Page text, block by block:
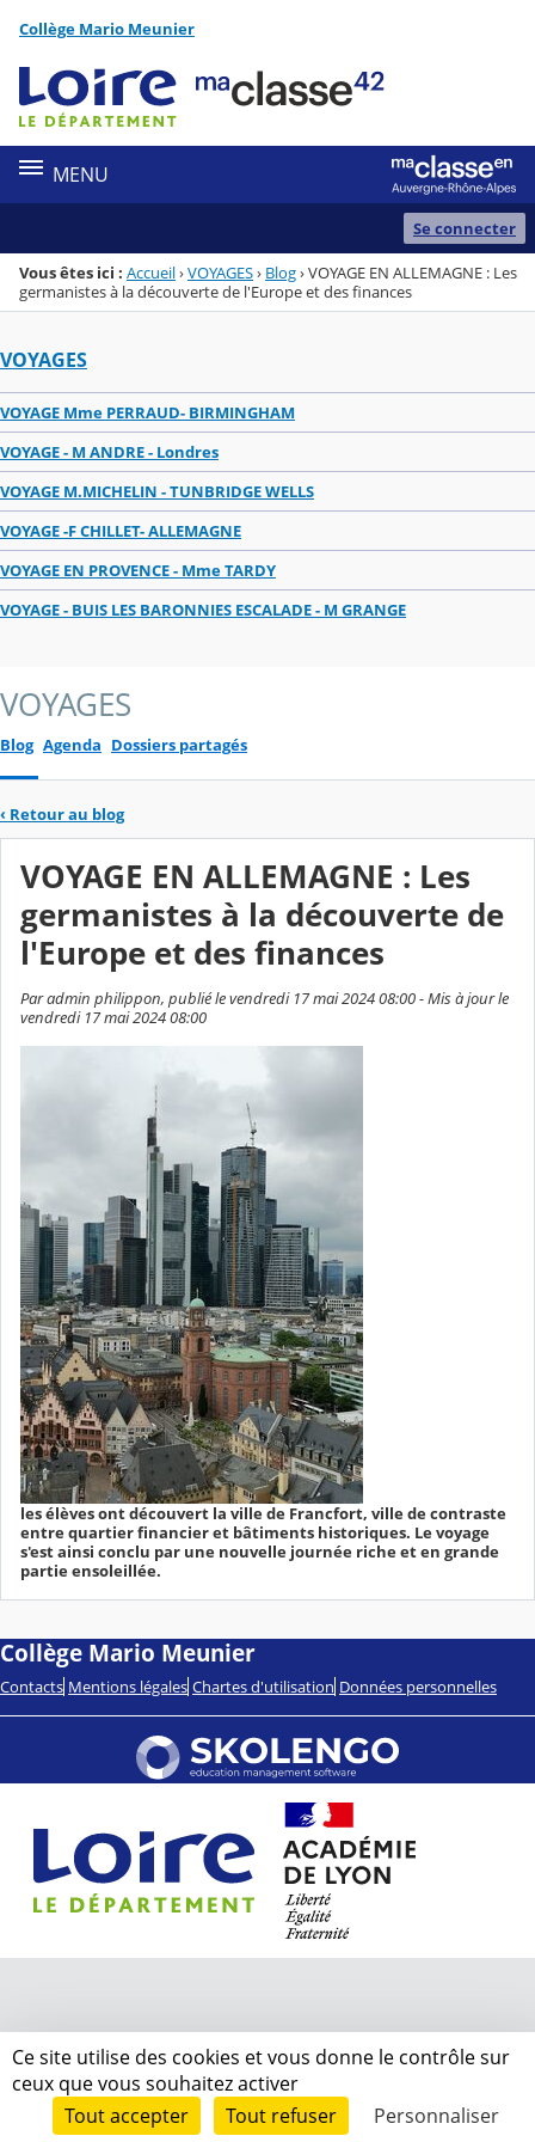
Menu de la rubrique
Contenu
Collège Mario Meunier
MENU
Se connecter
Vous êtes ici : Accueil›VOYAGES› Blog›VOYAGE EN ALLEMAGNE : Les
germanistes à la découverte de l'Europe et des finances
VOYAGES
VOYAGE Mme PERRAUD- BIRMINGHAM
VOYAGE - M ANDRE - Londres
VOYAGE M.MICHELIN - TUNBRIDGE WELLS
VOYAGE -F CHILLET- ALLEMAGNE
VOYAGE EN PROVENCE - Mme TARDY
VOYAGE - BUIS LES BARONNIES ESCALADE - M GRANGE
VOYAGES
Blog Agenda Dossiers partagés
‹ Retour au blog
VOYAGE EN ALLEMAGNE : Les
germanistes à la découverte de
l'Europe et des finances
Par admin philippon, publié le vendredi 17 mai 2024 08:00 - Mis à jour le
vendredi 17 mai 2024 08:00
les élèves ont découvert la ville de Francfort, ville de contraste
entre quartier financier et bâtiments historiques. Le voyage
s'est ainsi conclu par une nouvelle journée riche et en grande
partie ensoleillée.
Collège Mario Meunier
Contacts Mentions légales Chartes d'utilisation Données personnelles
Ce site utilise des cookies et vous donne le contrôle sur
ceux que vous souhaitez activer
Tout accepter
Tout refuser Personnaliser